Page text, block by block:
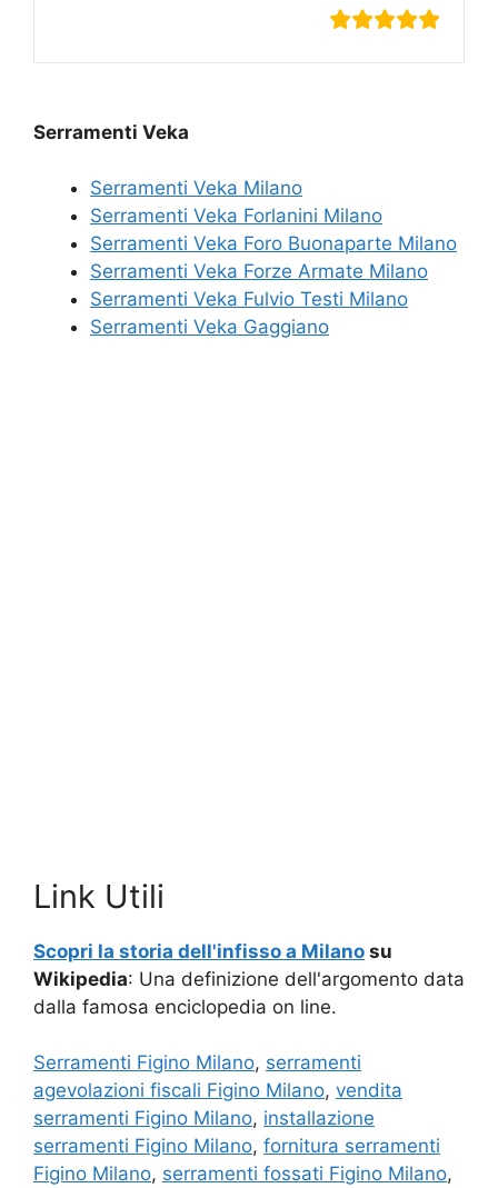
Serramenti Veka
Serramenti Veka Milano
Serramenti Veka Forlanini Milano
Serramenti Veka Foro Buonaparte Milano
Serramenti Veka Forze Armate Milano
Serramenti Veka Fulvio Testi Milano
Serramenti Veka Gaggiano
Link Utili
Scopri la storia dell'infisso a Milano su
Wikipedia: Una definizione dell'argomento data
dalla famosa enciclopedia on line.
Serramenti Figino Milano, serramenti
agevolazioni fiscali Figino Milano, vendita
serramenti Figino Milano, installazione
serramenti Figino Milano, fornitura serramenti
Figino Milano, serramenti fossati Figino Milano,